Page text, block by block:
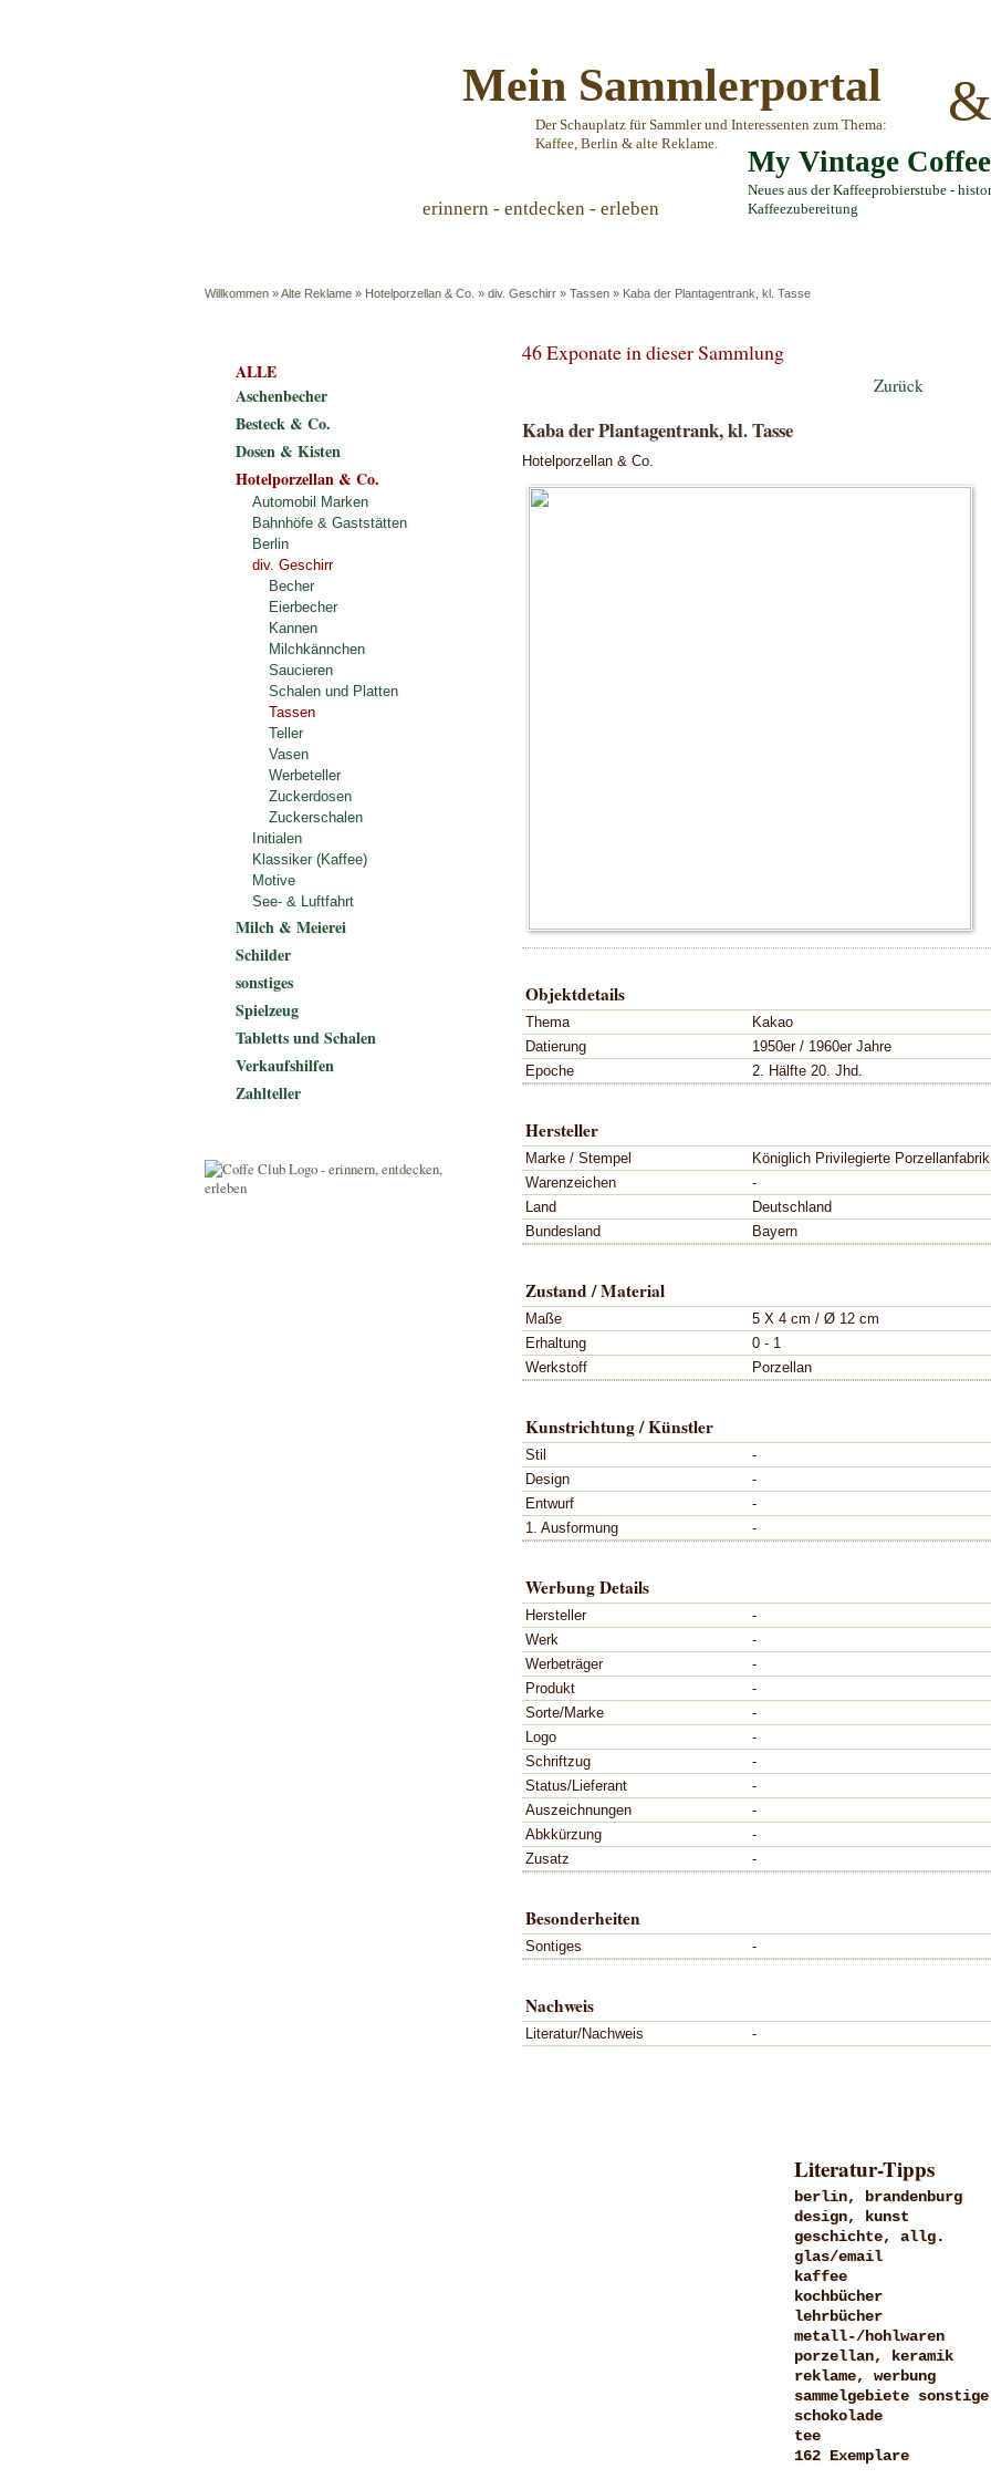
Mein Sammlerportal
Der Schauplatz für Sammler und Interessenten zum Thema:
Kaffee, Berlin & alte Reklame.
&
My Vintage
Neues aus der Kaffeeprobierstube -
Kaffeezubereitung
erinnern - entdecken - erleben
Willkommen »Alte Reklame » Hotelporzellan & Co. » div. Geschirr » Tassen » Kaba der Plantagentrank, kl. Tasse
46 Exponate in dieser Sammlung
Zurück
Kaba der Plantagentrank, kl. Tasse
Hotelporzellan & Co.
Objektdetails
Thema
Kakao
Datierung
1950er / 1960er Jahre
Epoche
2. Hälfte 20. Jhd.
Hersteller
Marke / Stempel
Königlich Privilegierte
Warenzeichen
-
Land
Deutschland
Bundesland
Bayern
Zustand / Material
Maße
5 X 4 cm / Ø 12 cm
Erhaltung
0 - 1
Werkstoff
Porzellan
Kunstrichtung / Künstler
Stil
-
Design
-
Entwurf
-
1. Ausformung
-
Werbung Details
Hersteller
-
Werk
-
Werbeträger
-
Produkt
-
Sorte/Marke
-
Logo
-
Schriftzug
-
Status/Lieferant
-
Auszeichnungen
-
Abkkürzung
-
Zusatz
-
Besonderheiten
Sontiges -
Nachweis
Literatur/Nachweis -
ALLE
Aschenbecher
Besteck & Co.
Dosen & Kisten
Hotelporzellan & Co.
Automobil Marken
Bahnhöfe & Gaststätten
Berlin
div. Geschirr
Becher
Eierbecher
Kannen
Milchkännchen
Saucieren
Schalen und Platten
Tassen
Teller
Vasen
Werbeteller
Zuckerdosen
Zuckerschalen
Initialen
Klassiker (Kaffee)
Motive
See- & Luftfahrt
Milch & Meierei
Schilder
sonstiges
Spielzeug
Tabletts und Schalen
Verkaufshilfen
Zahlteller
Literatur-Tipps
berlin, brandenburg
design, kunst
geschichte, allg.
glas/email
kaffee
kochbücher
lehrbücher
metall-/hohlwaren
porzellan, keramik
reklame, werbung
sammelgebiete sonstige
schokolade
tee
162 Exemplare